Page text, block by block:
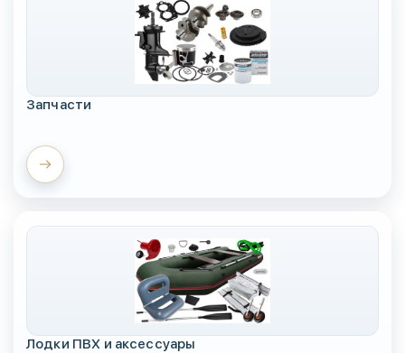
Запчасти
Лодки ПВХ и аксессуары